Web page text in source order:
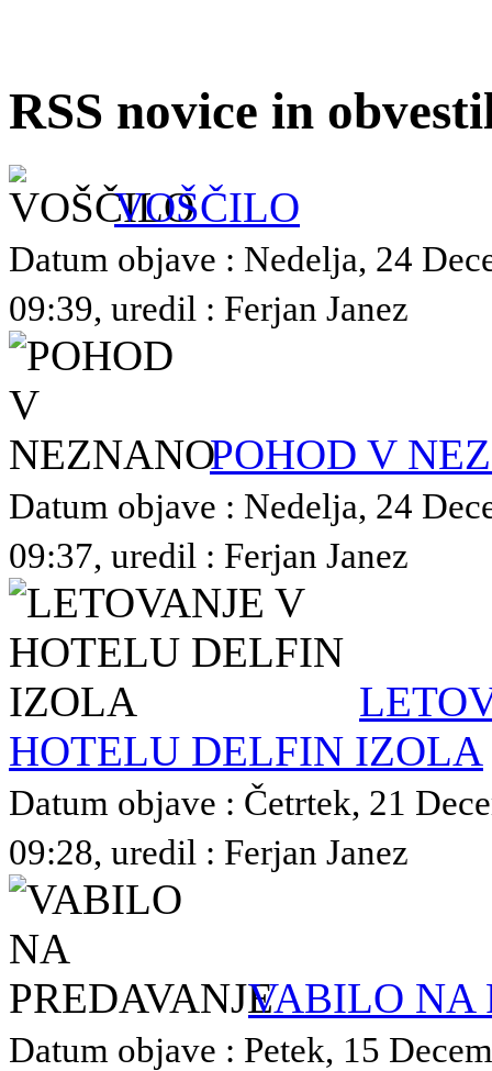
RSS novice in
VOŠČILO
Datum objave : Nedelja, 24
09:39, uredil : Ferjan Janez
POHOD V
Datum objave : Nedelja, 24
09:37, uredil : Ferjan Janez
HOTELU DELFIN IZOLA
Datum objave : Četrtek, 21
09:28, uredil : Ferjan Janez
VABILO NA
Datum objave : Petek, 15